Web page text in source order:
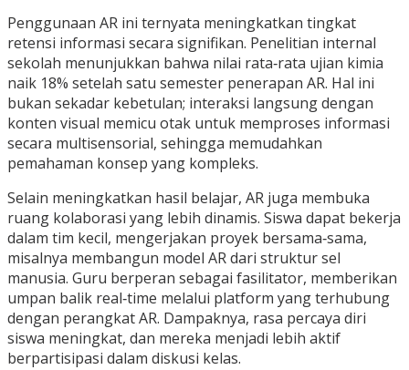
Penggunaan AR ini ternyata meningkatkan tingkat
retensi informasi secara signifikan. Penelitian internal
sekolah menunjukkan bahwa nilai rata‑rata ujian kimia
naik 18% setelah satu semester penerapan AR. Hal ini
bukan sekadar kebetulan; interaksi langsung dengan
konten visual memicu otak untuk memproses informasi
secara multisensorial, sehingga memudahkan
pemahaman konsep yang kompleks.
Selain meningkatkan hasil belajar, AR juga membuka
ruang kolaborasi yang lebih dinamis. Siswa dapat bekerja
dalam tim kecil, mengerjakan proyek bersama‑sama,
misalnya membangun model AR dari struktur sel
manusia. Guru berperan sebagai fasilitator, memberikan
umpan balik real‑time melalui platform yang terhubung
dengan perangkat AR. Dampaknya, rasa percaya diri
siswa meningkat, dan mereka menjadi lebih aktif
berpartisipasi dalam diskusi kelas.